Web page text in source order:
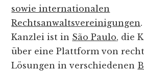
sowie internationalen
Rechtsanwaltsvereinigungen
Kanzlei ist in São Paulo, die
über eine Plattform von
Lösungen in verschiedenen